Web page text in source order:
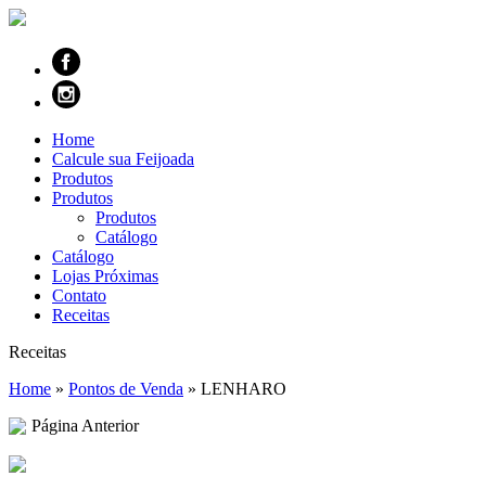
Home
Calcule sua Feijoada
Produtos
Produtos
Produtos
Catálogo
Catálogo
Lojas Próximas
Contato
Receitas
Receitas
Home » Pontos de Venda » LENHARO
Página Anterior